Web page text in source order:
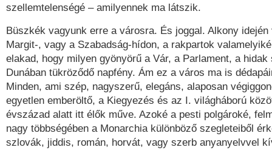
szellemtelenségé – amilyennek ma látszik.
Büszkék vagyunk erre a városra. És joggal. Alkony idején
Margit-, vagy a Szabadság-hídon, a rakpartok
elakad, hogy milyen gyönyörű a Vár, a Parlament, a hidak
Dunában tükröződő napfény. Ám ez a város ma is
Minden, ami szép, nagyszerű, elegáns, alaposan
egyetlen emberöltő, a Kiegyezés és az I. világháború
évszázad alatt itt élők műve. Azoké a pesti polgároké,
nagy többségében a Monarchia különböző szegleteiből
szlovák, jiddis, román, horvát, vagy szerb anyanyelvvel